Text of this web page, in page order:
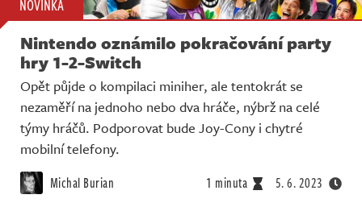
NOVINKA
Nintendo oznámilo pokračování party
hry 1-2-Switch
Opět půjde o kompilaci miniher, ale tentokrát se
nezaměří na jednoho nebo dva hráče, nýbrž na celé
týmy hráčů. Podporovat bude Joy-Cony i chytré
mobilní telefony.
Michal Burian 1 minuta 5. 6. 2023